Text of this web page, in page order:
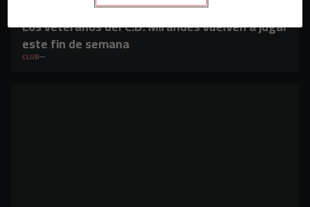
Los veteranos del C.D. Mirandés vuelven a jugar
este fin de semana
CLUB